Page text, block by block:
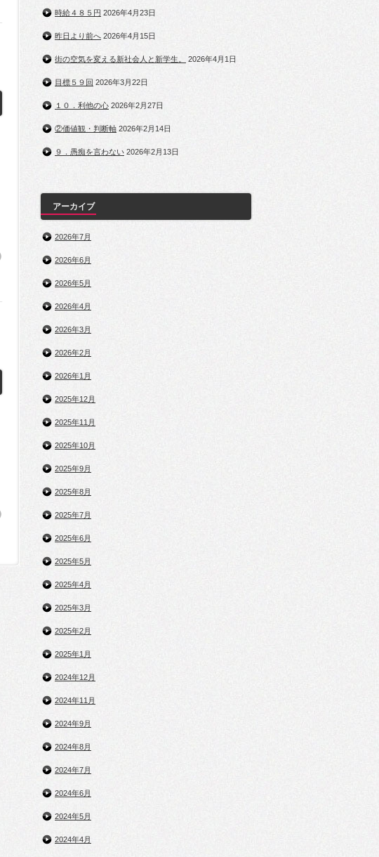
時給４８５円 2026年4月23日
昨日より前へ 2026年4月15日
街の空気を変える新社会人と新学生。 2026年4月1日
目標５９回 2026年3月22日
１０．利他の心 2026年2月27日
②価値観・判断軸 2026年2月14日
９．愚痴を言わない 2026年2月13日
アーカイブ
2026年7月
2026年6月
2026年5月
2026年4月
2026年3月
2026年2月
2026年1月
2025年12月
2025年11月
2025年10月
2025年9月
2025年8月
2025年7月
2025年6月
2025年5月
2025年4月
2025年3月
2025年2月
2025年1月
2024年12月
2024年11月
2024年9月
2024年8月
2024年7月
2024年6月
2024年5月
2024年4月